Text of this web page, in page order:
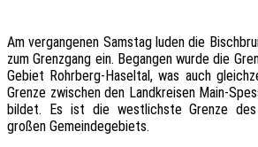
Am vergangenen Samstag luden die
zum Grenzgang ein. Begangen wurde die
Gebiet Rohrberg-Haseltal, was auch
Grenze zwischen den Landkreisen Main-
bildet. Es ist die westlichste Grenze des
großen Gemeindegebiets.